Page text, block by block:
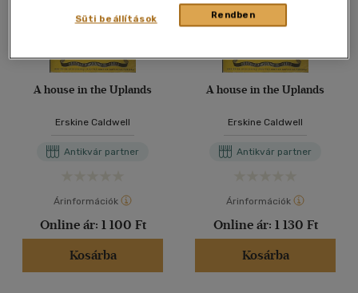
A house in the Uplands
Erskine Caldwell
Antikvár partner
Árinformációk
Online ár: 1 100 Ft
Kosárba
A house in the Uplands
Erskine Caldwell
Antikvár partner
Árinformációk
Online ár: 1 130 Ft
Kosárba
Rendben
Süti beállítások